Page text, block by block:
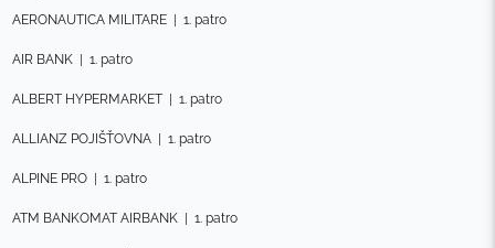
AERONAUTICA MILITARE | 1. patro
AIR BANK | 1. patro
ALBERT HYPERMARKET | 1. patro
ALLIANZ POJIŠŤOVNA | 1. patro
ALPINE PRO | 1. patro
ATM BANKOMAT AIRBANK | 1. patro